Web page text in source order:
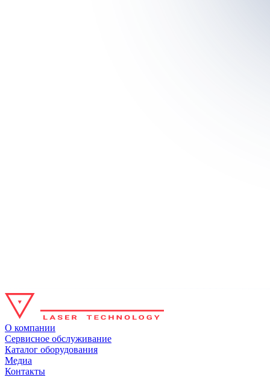
О компании
Сервисное обслуживание
Каталог оборудования
Медиа
Контакты